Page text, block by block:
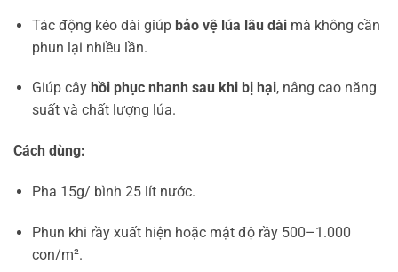
Tác động kéo dài giúp bảo vệ lúa lâu dàimà không cần
phun lại nhiều lần.
Giúp cây hồi phục nhanh sau khi bị hại, nâng cao năng
suất và chất lượng lúa.
Cách dùng:
Pha 15g/ bình 25 lít nước.
Phun khi rầy xuất hiện hoặc mật độ rầy 500–1.000
con/m².